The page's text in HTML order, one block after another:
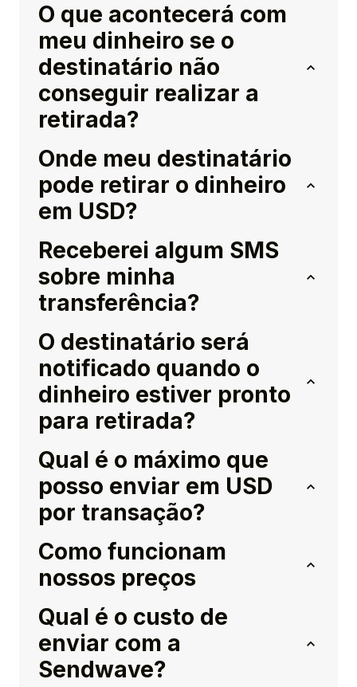
O que acontecerá com
meu dinheiro se o
destinatário não
conseguir realizar a
retirada?
Onde meu destinatário
pode retirar o dinheiro
em USD?
Receberei algum SMS
sobre minha
transferência?
O destinatário será
notificado quando o
dinheiro estiver pronto
para retirada?
Qual é o máximo que
posso enviar em USD
por transação?
Como funcionam
nossos preços
Qual é o custo de
enviar com a
Sendwave?